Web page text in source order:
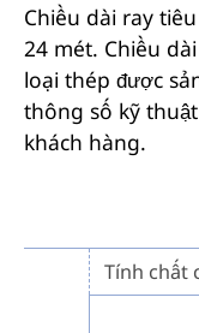
Chiều dài ray
24 mét. Chiều
loại thép được
thông số kỹ
khách hàng.
Tính chất